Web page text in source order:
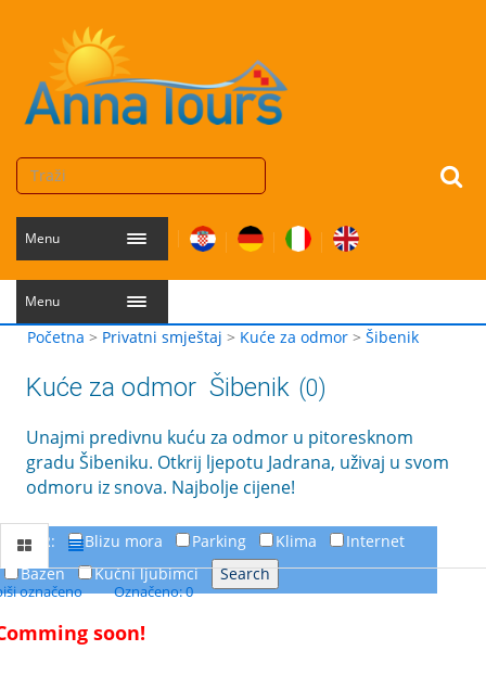
Menu
Menu
Početna > Privatni smještaj > Kuće za odmor > Šibenik
Kuće za odmor Šibenik (0)
Unajmi predivnu kuću za odmor u pitoresknom
gradu Šibeniku. Otkrij ljepotu Jadrana, uživaj u svom
odmoru iz snova. Najbolje cijene!
FILTER: Blizu mora Parking Klima
Internet
Bazen
Kućni ljubimci
označeno Označeno: 0
soon!